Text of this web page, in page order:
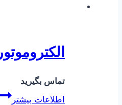
الکتروموتور ۴ کیلووات مارک SIEMENS
تماس بگیرید
اطلاعات بیشتر